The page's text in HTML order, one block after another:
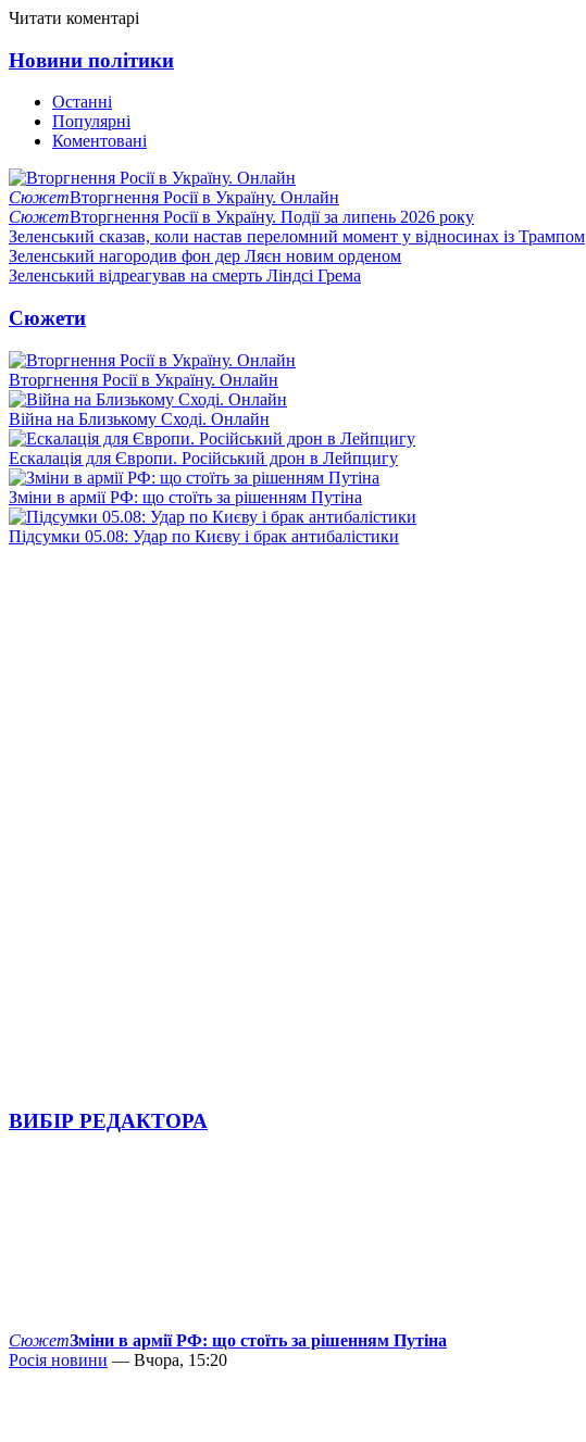
Читати коментарі
Новини політики
Останні
Популярні
Коментовані
СюжетВторгнення Росії в Україну. Онлайн
СюжетВторгнення Росії в Україну. Події за липень 2026 року
Зеленський сказав, коли настав переломний момент у відносинах із Трампом
Зеленський нагородив фон дер Ляєн новим орденом
Зеленський відреагував на смерть Ліндсі Грема
Сюжети
Вторгнення Росії в Україну. Онлайн
Війна на Близькому Сході. Онлайн
Ескалація для Європи. Російський дрон в Лейпцигу
Зміни в армії РФ: що стоїть за рішенням Путіна
Підсумки 05.08: Удар по Києву і брак антибалістики
ВИБІР РЕДАКТОРА
СюжетЗміни в армії РФ: що стоїть за рішенням Путіна
Росія новини — Вчора, 15:20